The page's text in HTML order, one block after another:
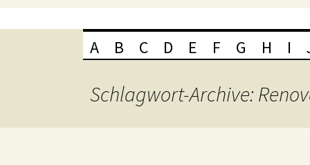
A B C D E F G H I
Schlagwort-Archive: